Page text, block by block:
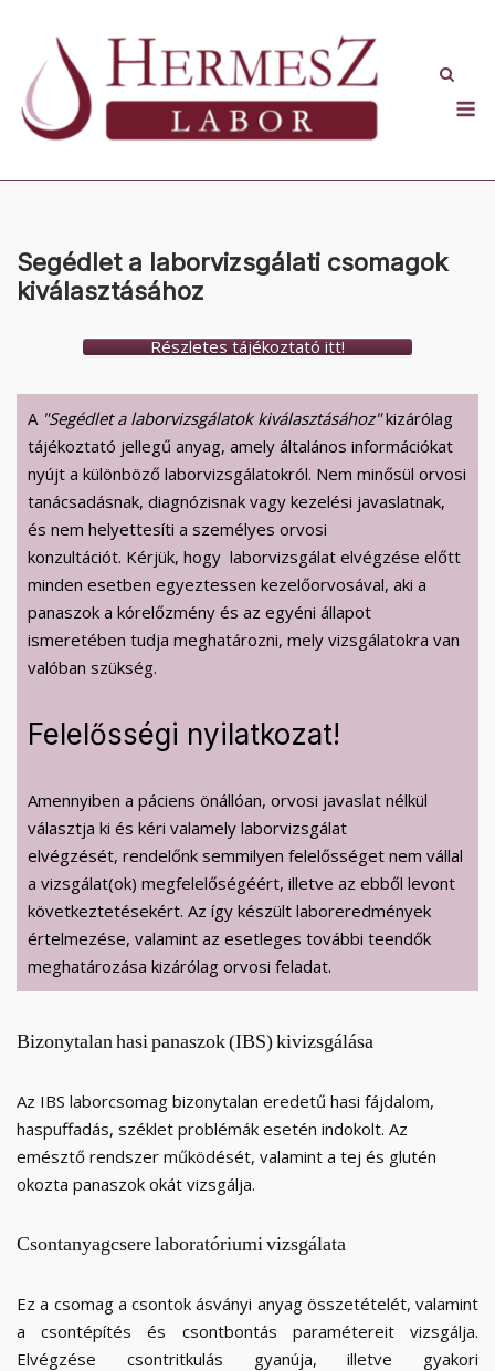
content
Segédlet a laborvizsgálati csomagok
kiválasztásához
Részletes tájékoztató itt!
A "Segédlet a laborvizsgálatok kiválasztásához"kizárólag
tájékoztató jellegű anyag, amely általános információkat
nyújt a különböző laborvizsgálatokról. Nem minősül orvosi
tanácsadásnak, diagnózisnak vagy kezelési javaslatnak,
és nem helyettesíti a személyes orvosi
konzultációt. Kérjük, hogy laborvizsgálat elvégzése előtt
minden esetben egyeztessen kezelőorvosával, aki a
panaszok a kórelőzmény és az egyéni állapot
ismeretében tudja meghatározni, mely vizsgálatokra van
valóban szükség.
Felelősségi nyilatkozat!
Amennyiben a páciens önállóan, orvosi javaslat nélkül
választja ki és kéri valamely laborvizsgálat
elvégzését, rendelőnk semmilyen felelősséget nem vállal
a vizsgálat(ok) megfelelőségéért, illetve az ebből levont
következtetésekért. Az így készült laboreredmények
értelmezése, valamint az esetleges további teendők
meghatározása kizárólag orvosi feladat.
Bizonytalan hasi panaszok(IBS)kivizsgálása
Az IBS laborcsomag bizonytalan eredetű hasi fájdalom,
haspuffadás, széklet problémák esetén indokolt. Az
emésztő rendszer működését, valamint a tej és glutén
okozta panaszok okát vizsgálja.
Csontanyagcserelaboratóriumi vizsgálata
Ez a csomag a csontok ásványi anyag összetételét, valamint
a csontépítés és csontbontás paramétereit vizsgálja.
Elvégzése csontritkulás gyanúja, illetve gyakori